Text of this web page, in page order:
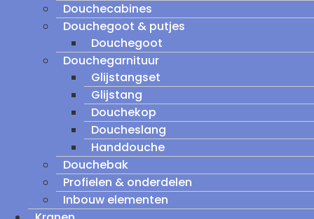
Douchecabines
Douchegoot & putjes
Douchegoot
Douchegarnituur
Glijstangset
Glijstang
Douchekop
Doucheslang
Handdouche
Douchebak
Profielen & onderdelen
Inbouw elementen